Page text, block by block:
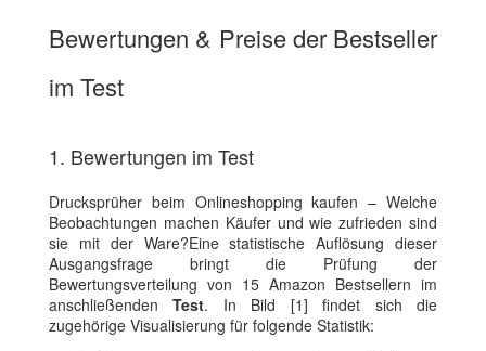
Bewertungen & Preise der Bestseller
im Test
1. Bewertungen im Test
Drucksprüher beim Onlineshopping kaufen – Welche
Beobachtungen machen Käufer und wie zufrieden sind
sie mit der Ware?Eine statistische Auflösung dieser
Ausgangsfrage bringt die Prüfung der
Bewertungsverteilung von 15 Amazon Bestsellern im
anschließendenTest. In Bild [1] findet sich die
zugehörige Visualisierung für folgende Statistik: